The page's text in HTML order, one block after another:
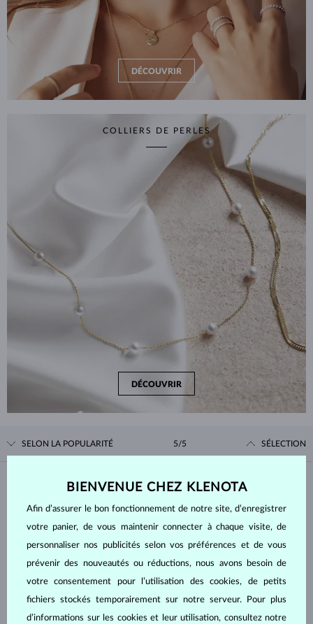
DÉCOUVRIR
COLLIERS DE PERLES
DÉCOUVRIR
SELON LA POPULARITÉ 5/5 SÉLECTION
OR BLANC OR JAUNE
OR ROSE ARGENT
ACIER INOXYDABLE
Pierre
BIENVENUE CHEZ KLENOTA
Afin d’assurer le bon fonctionnement de notre site, d’enregistrer
votre panier, de vous maintenir connecter à chaque visite, de
personnaliser nos publicités selon vos préférences et de vous
prévenir des nouveautés ou réductions, nous avons besoin de
votre consentement pour l’utilisation des cookies, de petits
fichiers stockés temporairement sur notre serveur. Pour plus
d’informations sur les cookies et leur utilisation, consultez notre